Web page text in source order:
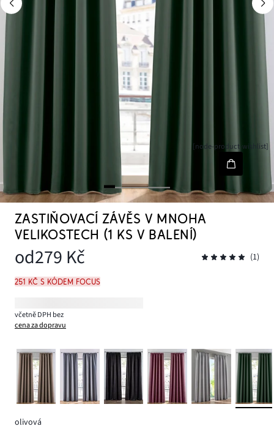
[node-product-wishlist]
ZASTIŇOVACÍ ZÁVĚS V MNOHA
VELIKOSTECH (1 KS V BALENÍ)
od279 Kč (1)
251 Kč s kódem FOCUS
včetně DPH bez
cena za dopravu
olivová